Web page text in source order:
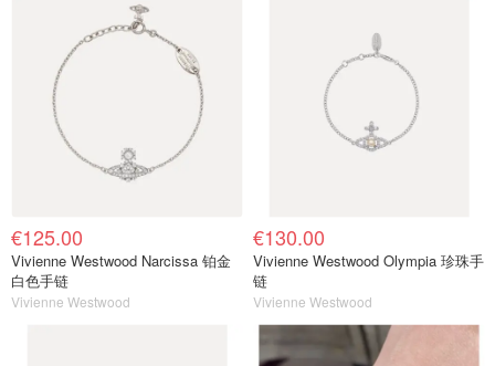
€125.00
Vivienne Westwood Narcissa 铂金
白色手链
Vivienne Westwood
€130.00
Vivienne Westwood Olympia 珍珠手
链
Vivienne Westwood